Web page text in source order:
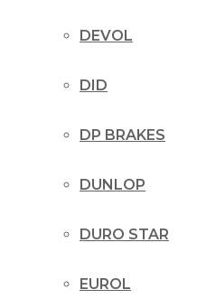
DEVOL
DID
DP BRAKES
DUNLOP
DURO STAR
EUROL